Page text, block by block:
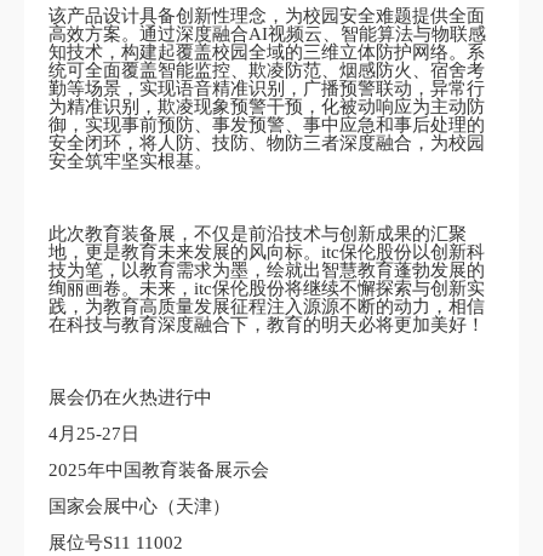
该产品设计具备创新性理念，为校园安全难题提供全面
高效方案。通过深度融合AI视频云、智能算法与物联感
知技术，构建起覆盖校园全域的三维立体防护网络。系
统可全面覆盖智能监控、欺凌防范、烟感防火、宿舍考
勤等场景，实现语音精准识别，广播预警联动，异常行
为精准识别，欺凌现象预警干预，化被动响应为主动防
御，实现事前预防、事发预警、事中应急和事后处理的
安全闭环，将人防、技防、物防三者深度融合，为校园
安全筑牢坚实根基。
此次教育装备展，不仅是前沿技术与创新成果的汇聚
地，更是教育未来发展的风向标。itc保伦股份以创新科
技为笔，以教育需求为墨，绘就出智慧教育蓬勃发展的
绚丽画卷。未来，itc保伦股份将继续不懈探索与创新实
践，为教育高质量发展征程注入源源不断的动力，相信
在科技与教育深度融合下，教育的明天必将更加美好！
展会仍在火热进行中
4月25-27日
2025年中国教育装备展示会
国家会展中心（天津）
展位号S11 11002